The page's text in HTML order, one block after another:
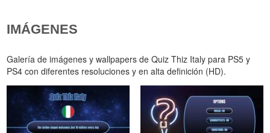
IMÁGENES
Galería de imágenes y wallpapers de Quiz Thiz Italy para PS5 y
PS4 con diferentes resoluciones y en alta definición (HD).